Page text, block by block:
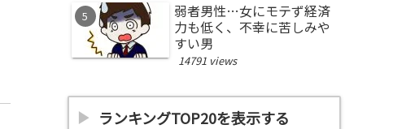
弱者男性…女にモテず経済
力も低く、不幸に苦しみや
すい男
14791 views
ランキングTOP20を表示する